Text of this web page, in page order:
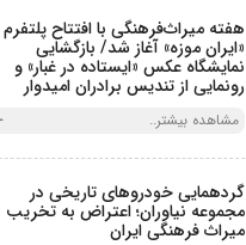
هفته میراث‌فرهنگی با افتتاح پلتفرم
«ایران موزه» آغاز شد/ بازگشایی
نمایشگاه عکس «ایستاده در غبار» و
رونمایی از تندیس برادران امیدوار
مشاهده بیشتر..
گردهمایی خودروهای تاریخی در
مجموعه نیاوران؛ اعتراض به تخریب
میراث فرهنگی ایران